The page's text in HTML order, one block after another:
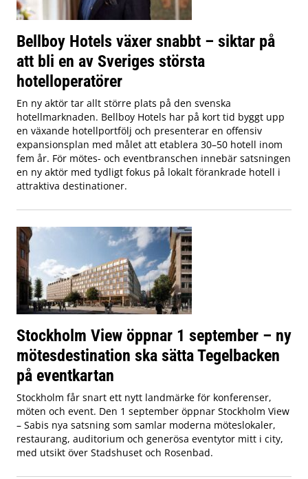
Bellboy Hotels växer snabbt – siktar på
att bli en av Sveriges största
hotelloperatörer
En ny aktör tar allt större plats på den svenska
hotellmarknaden. Bellboy Hotels har på kort tid byggt upp
en växande hotellportfölj och presenterar en offensiv
expansionsplan med målet att etablera 30–50 hotell inom
fem år. För mötes- och eventbranschen innebär satsningen
en ny aktör med tydligt fokus på lokalt förankrade hotell i
attraktiva destinationer.
Stockholm View öppnar 1 september – ny
mötesdestination ska sätta Tegelbacken
på eventkartan
Stockholm får snart ett nytt landmärke för konferenser,
möten och event. Den 1 september öppnar Stockholm View
– Sabis nya satsning som samlar moderna möteslokaler,
restaurang, auditorium och generösa eventytor mitt i city,
med utsikt över Stadshuset och Rosenbad.